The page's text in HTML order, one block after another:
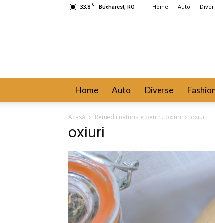
33.8 C Bucharest, RO Home Auto
Home Auto Diverse Fashion
Acasă Remedii naturiste pentru oxiuri oxiuri
oxiuri